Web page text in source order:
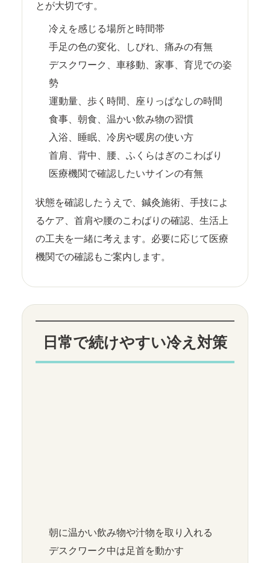
とが大切です。
冷えを感じる場所と時間帯
手足の色の変化、しびれ、痛みの有無
デスクワーク、車移動、家事、育児での姿
勢
運動量、歩く時間、座りっぱなしの時間
食事、朝食、温かい飲み物の習慣
入浴、睡眠、冷房や暖房の使い方
首肩、背中、腰、ふくらはぎのこわばり
医療機関で確認したいサインの有無
状態を確認したうえで、鍼灸施術、手技によ
るケア、首肩や腰のこわばりの確認、生活上
の工夫を一緒に考えます。必要に応じて医療
機関での確認もご案内します。
日常で続けやすい冷え対策
朝に温かい飲み物や汁物を取り入れる
デスクワーク中は足首を動かす